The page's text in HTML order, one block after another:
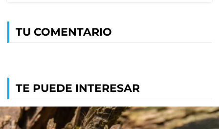
TU COMENTARIO
TE PUEDE INTERESAR